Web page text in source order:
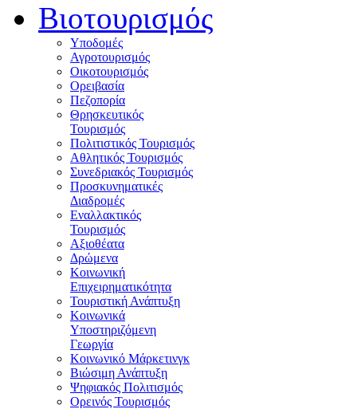
Βιοτουρισμός
Υποδομές
Αγροτουρισμός
Οικοτουρισμός
Ορειβασία
Πεζοπορία
Θρησκευτικός
Τουρισμός
Πολιτιστικός Τουρισμός
Αθλητικός Τουρισμός
Συνεδριακός Τουρισμός
Προσκυνηματικές
Διαδρομές
Εναλλακτικός
Τουρισμός
Αξιοθέατα
Δρώμενα
Κοινωνική
Επιχειρηματικότητα
Τουριστική Ανάπτυξη
Κοινωνικά
Υποστηριζόμενη
Γεωργία
Κοινωνικό Μάρκετινγκ
Βιώσιμη Ανάπτυξη
Ψηφιακός Πολιτισμός
Ορεινός Τουρισμός